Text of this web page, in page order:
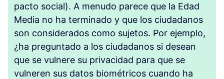
pacto social). A menudo parece que la Edad
Media no ha terminado y que los ciudadanos
son considerados como sujetos. Por ejemplo,
¿ha preguntado a los ciudadanos si desean
que se vulnere su privacidad para que se
vulneren sus datos biométricos cuando ha